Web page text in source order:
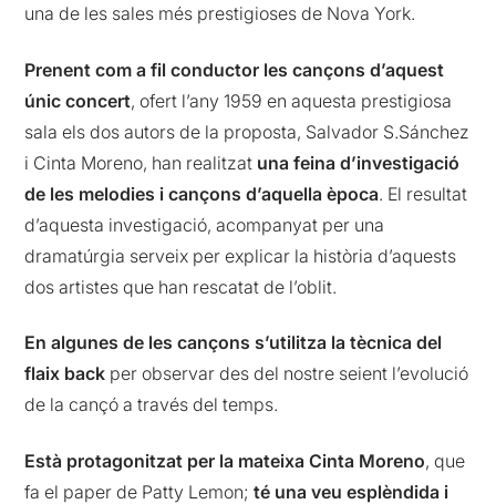
una de les sales més prestigioses de Nova York.
Prenent com a fil conductor les cançons d’aquest
únic concert, ofert l’any 1959 en aquesta prestigiosa
sala els dos autors de la proposta, Salvador S.Sánchez
i Cinta Moreno, han realitzat una feina d’investigació
de les melodies i cançons d’aquella època. El resultat
d’aquesta investigació, acompanyat per una
dramatúrgia serveix per explicar la història d’aquests
dos artistes que han rescatat de l’oblit.
En algunes de les cançons s’utilitza la tècnica del
flaix back per observar des del nostre seient l’evolució
de la cançó a través del temps.
Està protagonitzat per la mateixa Cinta Moreno, que
fa el paper de Patty Lemon;té una veu esplèndida i